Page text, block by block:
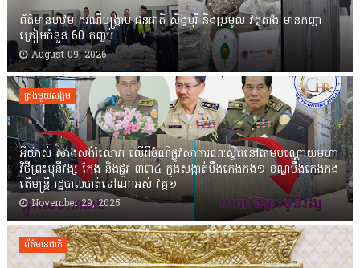
ព័ត៌មានបឋម ករណីបង្ក្រាប ជនជាតិ សិង្ហបុរី និងប្រមូល វត្ថុតាង មានកញ្ឆា
ក្រៀមចំនួន 60 កញ្ចប់
August 09, 2026
ជ្រុងមួយសង្គម
អីយ៉ាស់ សាងសង់រំលោភ លើដីចំណីផ្លូវសាធារណៈស្ថិតនៅតាមបណ្ដោយមហា
វិថីព្រះមុនីវង្ស កែង និងផ្លូវ ៣៣៤ ក្នុងសង្កាត់បឹងកេងកង១ ខណ្ឌបឹងកេងកង
តើមន្ត្រី រដ្ឋបាលបាត់ទៅណាអស់ វគ្គ១
November 29, 2025
ព័ត៌មានជាតិ